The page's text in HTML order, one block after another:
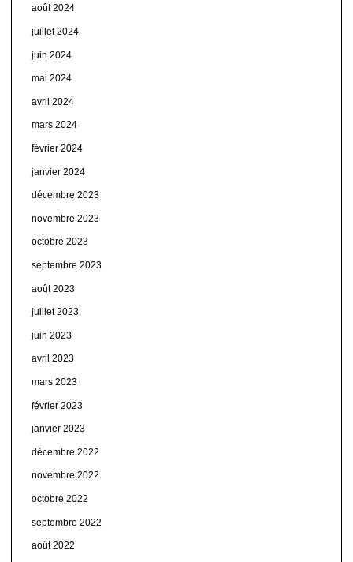
août 2024
juillet 2024
juin 2024
mai 2024
avril 2024
mars 2024
février 2024
janvier 2024
décembre 2023
novembre 2023
octobre 2023
septembre 2023
août 2023
juillet 2023
juin 2023
avril 2023
mars 2023
février 2023
janvier 2023
décembre 2022
novembre 2022
octobre 2022
septembre 2022
août 2022